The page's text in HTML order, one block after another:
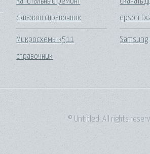
скважин справочник
Микросхемы к511
справочник
epson
© Untitled. All rights